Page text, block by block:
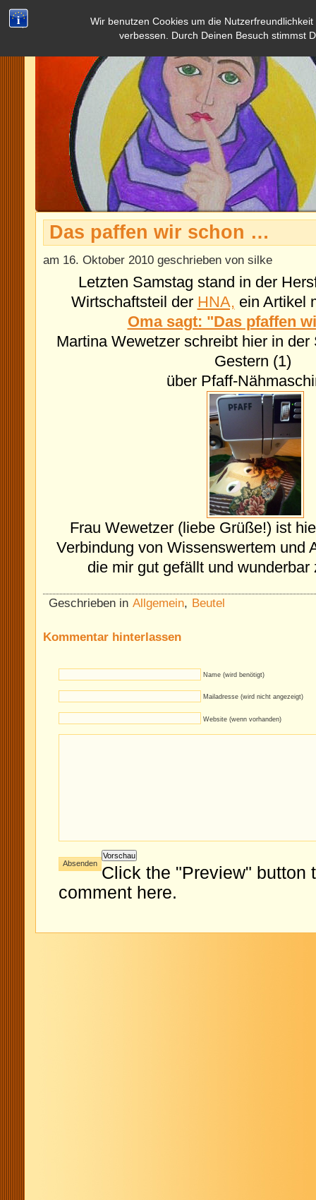
Wir benutzen Cookies um die
verbessen. Durch Deinen Besuch stimmst
Das paffen wir schon …
am 16. Oktober 2010 geschrieben von silke
Letzten Samstag stand in der
Wirtschaftsteil der HNA, ein Artikel
Oma sagt: "Das pfaffen
Martina Wewetzer schreibt hier in
Gestern (1)
über Pfaff-
Frau Wewetzer (liebe Grüße!) ist
Verbindung von Wissenswertem und
die mir gut gefällt und wunderbar
Geschrieben in Allgemein, Beutel
Kommentar hinterlassen
Name (wird benötigt)
Mailadresse (wird nicht angezeigt)
Website (wenn vorhanden)
Click the "Preview" button
comment here.